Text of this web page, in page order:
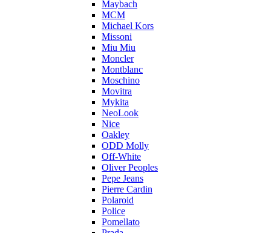
Maybach
MCM
Michael Kors
Missoni
Miu Miu
Moncler
Montblanc
Moschino
Movitra
Mykita
NeoLook
Nice
Oakley
ODD Molly
Off-White
Oliver Peoples
Pepe Jeans
Pierre Cardin
Polaroid
Police
Pomellato